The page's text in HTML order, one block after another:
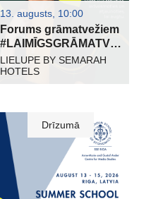
13. augusts, 10:00
Forums grāmatvežiem
#LAIMĪGSGRĀMATVEDIS
LIELUPE BY SEMARAH
HOTELS
Drīzumā